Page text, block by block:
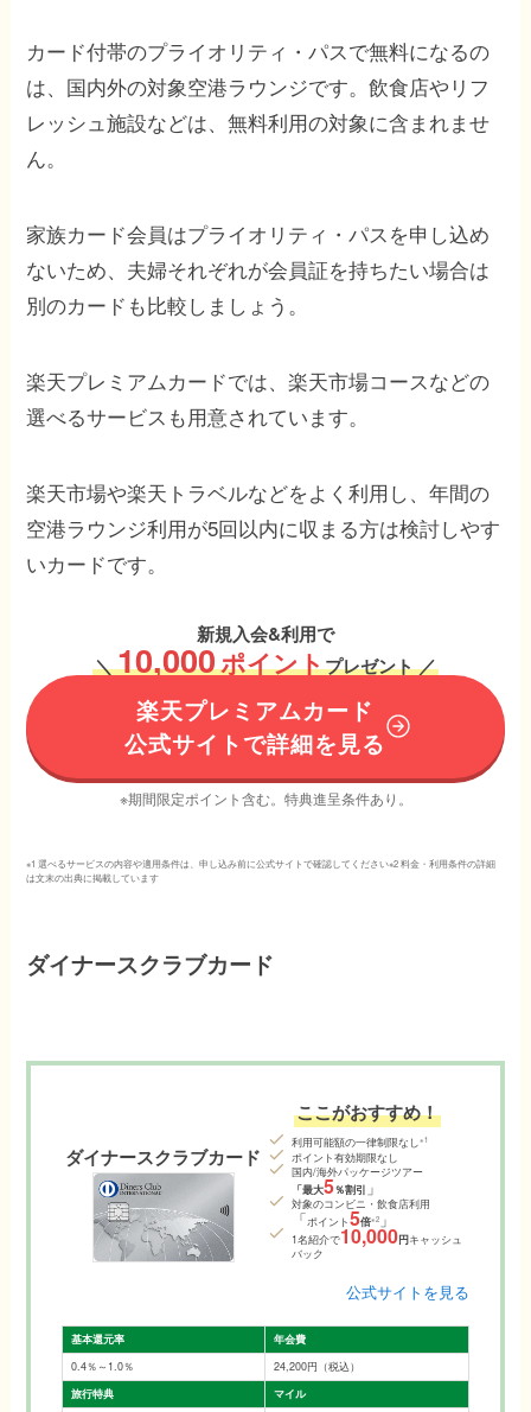
カード付帯のプライオリティ・パスで無料になるの
は、国内外の対象空港ラウンジです。飲食店やリフ
レッシュ施設などは、無料利用の対象に含まれませ
ん。
家族カード会員はプライオリティ・パスを申し込め
ないため、夫婦それぞれが会員証を持ちたい場合は
別のカードも比較しましょう。
楽天プレミアムカードでは、楽天市場コースなどの
選べるサービスも用意されています。
楽天市場や楽天トラベルなどをよく利用し、年間の
空港ラウンジ利用が5回以内に収まる方は検討しやす
いカードです。
新規入会&利用で
＼10,000ポイントプレゼント ／
楽天プレミアムカード
公式サイトで詳細を見る
※期間限定ポイント含む。特典進呈条件あり。
※1 選べるサービスの内容や適用条件は、申し込み前に公式サイトで確認してください※2 料金・利用条件の詳細
は文末の出典に掲載しています
ダイナースクラブカード
ダイナースクラブカード
ここがおすすめ！
利用可能額の一律制限なし※1
ポイント有効期限なし
国内/海外パッケージツアー
「最大5％割引 」
対象のコンビニ・飲食店利用
「ポイント5倍※2 」
1名紹介で10,000円キャッシュ
バック
公式サイトを見る
基本還元率
年会費
0.4％～1.0％
24,200円（税込）
旅行特典
マイル